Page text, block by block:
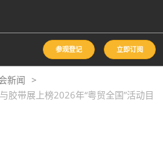
参观登记 立即订阅
新闻
胶带展上榜2026年“粤贸全国”活动目